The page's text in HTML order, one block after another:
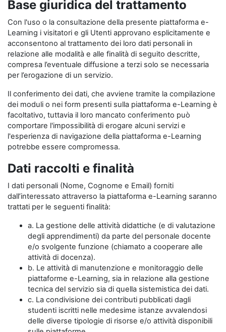
Base giuridica del trattamento
Con l'uso o la consultazione della presente piattaforma e-
Learning i visitatori e gli Utenti approvano esplicitamente e
acconsentono al trattamento dei loro dati personali in
relazione alle modalità e alle finalità di seguito descritte,
compresa l’eventuale diffusione a terzi solo se necessaria
per l’erogazione di un servizio.
Il conferimento dei dati, che avviene tramite la compilazione
dei moduli o nei form presenti sulla piattaforma e-Learning è
facoltativo, tuttavia il loro mancato conferimento può
comportare l'impossibilità di erogare alcuni servizi e
l'esperienza di navigazione della piattaforma e-Learning
potrebbe essere compromessa.
Dati raccolti e finalità
I dati personali (Nome, Cognome e Email) forniti
dall’interessato attraverso la piattaforma e-Learning saranno
trattati per le seguenti finalità:
a. La gestione delle attività didattiche (e di valutazione
degli apprendimenti) da parte del personale docente
e/o svolgente funzione (chiamato a cooperare alle
attività di docenza).
b. Le attività di manutenzione e monitoraggio delle
piattaforme e-Learning, sia in relazione alla gestione
tecnica del servizio sia di quella sistemistica dei dati.
c. La condivisione dei contributi pubblicati dagli
studenti iscritti nelle medesime istanze avvalendosi
delle diverse tipologie di risorse e/o attività disponibili